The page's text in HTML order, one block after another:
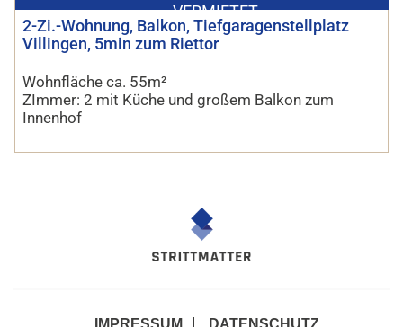
VERMIETET
2-Zi.-Wohnung, Balkon, Tiefgaragenstellplatz
Villingen, 5min zum Riettor
Wohnfläche ca. 55m²
ZImmer: 2 mit Küche und großem Balkon zum
Innenhof
IMPRESSUM DATENSCHUTZ